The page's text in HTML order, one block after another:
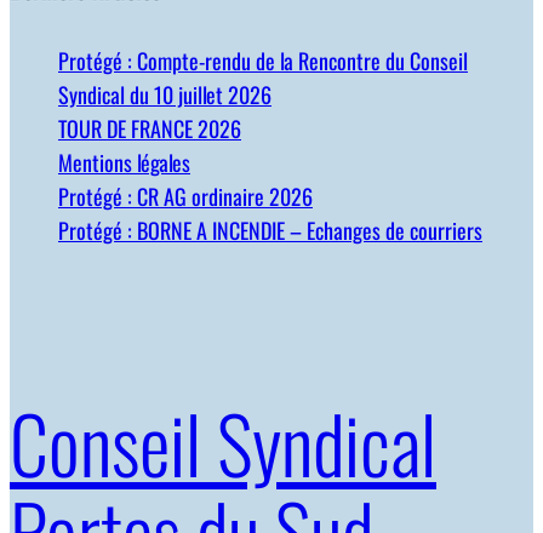
Protégé : Compte-rendu de la Rencontre du Conseil
Syndical du 10 juillet 2026
TOUR DE FRANCE 2026
Mentions légales
Protégé : CR AG ordinaire 2026
Protégé : BORNE A INCENDIE – Echanges de courriers
Conseil Syndical